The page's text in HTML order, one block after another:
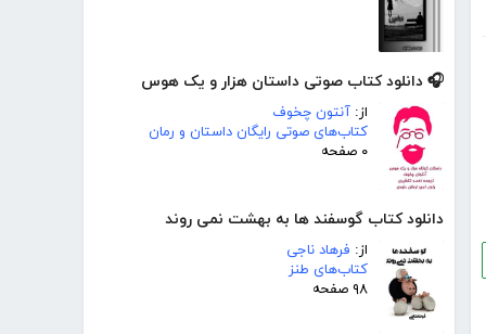
🎧 دانلود کتاب صوتی داستان هزار و یک هوس
از: آنتون چخوف
کتاب‌های صوتی رایگان داستان و رمان
۰ صفحه
دانلود کتاب گوسفند ها به بهشت نمی روند
از: فرهاد ناجی
کتاب‌های طنز
۹۸ صفحه